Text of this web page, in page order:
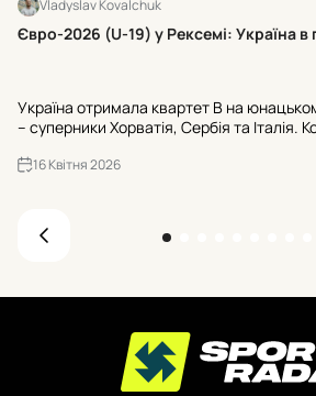
Vladyslav Kovalchuk
Євро-2026 (U-19) у Рексемі: Україна в
Україна отримала квартет В на
– суперники Хорватія, Сербія та Італія.
16 Квітня 2026